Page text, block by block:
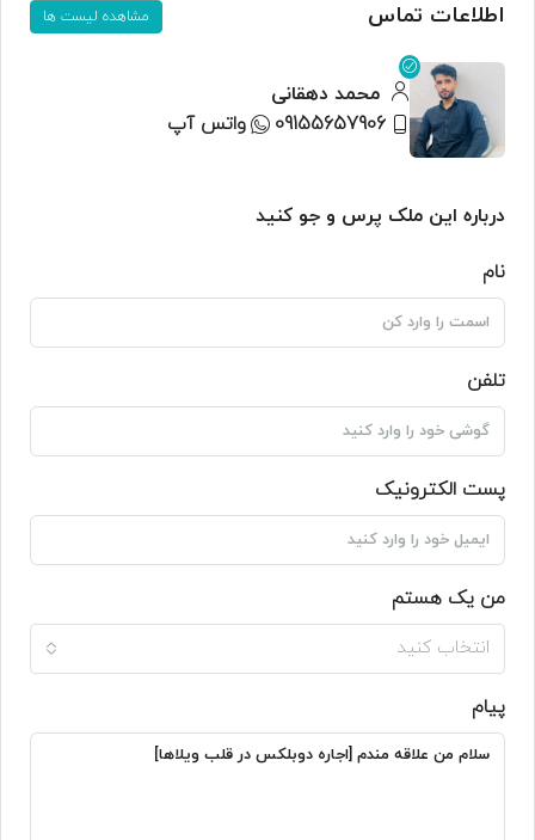
اطلاعات تماس مشاهده لیست ها
محمد دهقانی
09155657906
واتس آپ
درباره این ملک پرس و جو کنید
نام
تلفن
پست الکترونیک
من یک هستم
انتخاب کنید
پیام